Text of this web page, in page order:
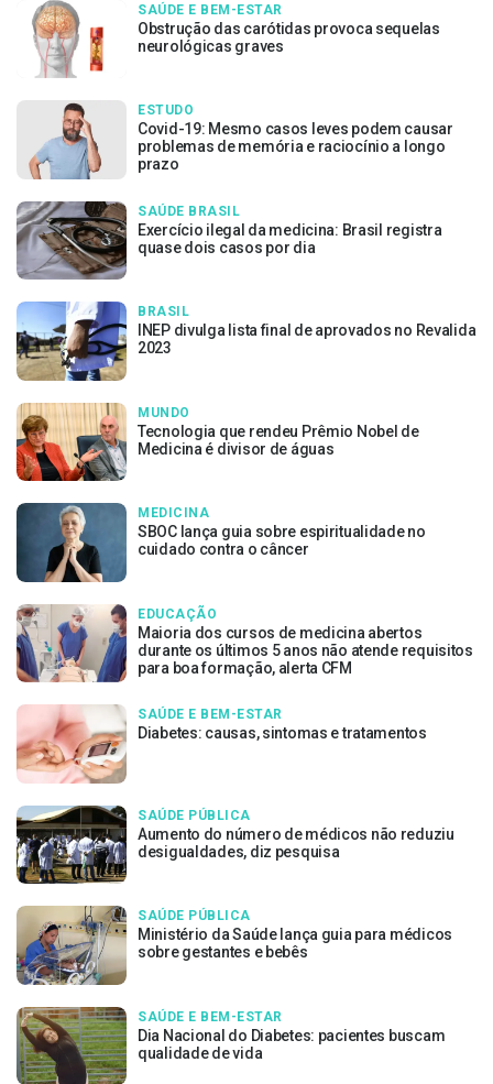
SAÚDE E BEM-ESTAR
Obstrução das carótidas provoca sequelas
neurológicas graves
ESTUDO
Covid-19: Mesmo casos leves podem causar
problemas de memória e raciocínio a longo
prazo
SAÚDE BRASIL
Exercício ilegal da medicina: Brasil registra
quase dois casos por dia
BRASIL
INEP divulga lista final de aprovados no Revalida
2023
MUNDO
Tecnologia que rendeu Prêmio Nobel de
Medicina é divisor de águas
MEDICINA
SBOC lança guia sobre espiritualidade no
cuidado contra o câncer
EDUCAÇÃO
Maioria dos cursos de medicina abertos
durante os últimos 5 anos não atende requisitos
para boa formação, alerta CFM
SAÚDE E BEM-ESTAR
Diabetes: causas, sintomas e tratamentos
SAÚDE PÚBLICA
Aumento do número de médicos não reduziu
desigualdades, diz pesquisa
SAÚDE PÚBLICA
Ministério da Saúde lança guia para médicos
sobre gestantes e bebês
SAÚDE E BEM-ESTAR
Dia Nacional do Diabetes: pacientes buscam
qualidade de vida